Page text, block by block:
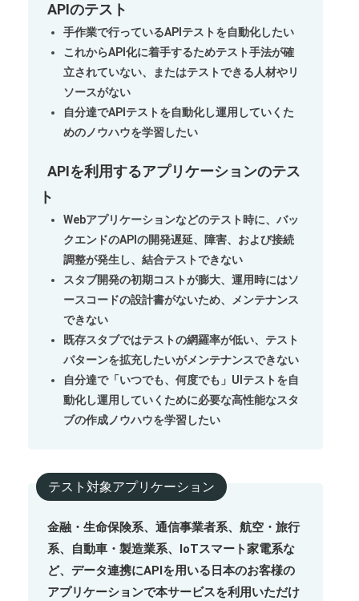
APIのテスト
手作業で行っているAPIテストを自動化したい
これからAPI化に着手するためテスト手法が確
立されていない、またはテストできる人材やリ
ソースがない
自分達でAPIテストを自動化し運用していくた
めのノウハウを学習したい
APIを利用するアプリケーションのテス
ト
Webアプリケーションなどのテスト時に、バッ
クエンドのAPIの開発遅延、障害、および接続
調整が発生し、結合テストできない
スタブ開発の初期コストが膨大、運用時にはソ
ースコードの設計書がないため、メンテナンス
できない
既存スタブではテストの網羅率が低い、テスト
パターンを拡充したいがメンテナンスできない
自分達で「いつでも、何度でも」UIテストを自
動化し運用していくために必要な高性能なスタ
ブの作成ノウハウを学習したい
テスト対象アプリケーション
金融・生命保険系、通信事業者系、航空・旅行
系、自動車・製造業系、IoTスマート家電系な
ど、データ連携にAPIを用いる日本のお客様の
アプリケーションで本サービスを利用いただけ